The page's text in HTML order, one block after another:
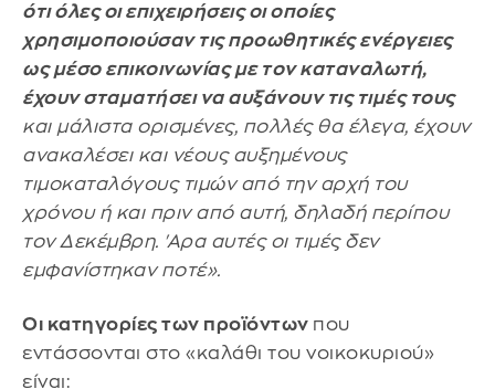
ότι όλες οι επιχειρήσεις οι οποίες
χρησιμοποιούσαν τις προωθητικές ενέργειες
ως μέσο επικοινωνίας με τον καταναλωτή,
έχουν σταματήσει να αυξάνουν τις τιμές τους
και μάλιστα ορισμένες, πολλές θα έλεγα, έχουν
ανακαλέσει και νέους αυξημένους
τιμοκαταλόγους τιμών από την αρχή του
χρόνου ή και πριν από αυτή, δηλαδή περίπου
τον Δεκέμβρη. 'Αρα αυτές οι τιμές δεν
εμφανίστηκαν ποτέ».
Οι κατηγορίες των προϊόντων που
εντάσσονται στο «καλάθι του νοικοκυριού»
είναι: